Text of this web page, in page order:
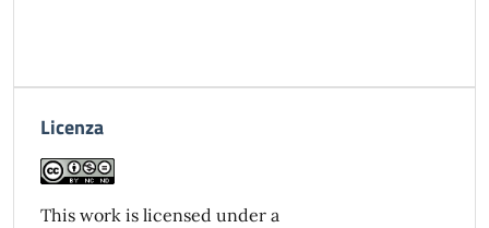
Licenza
This work is licensed under a